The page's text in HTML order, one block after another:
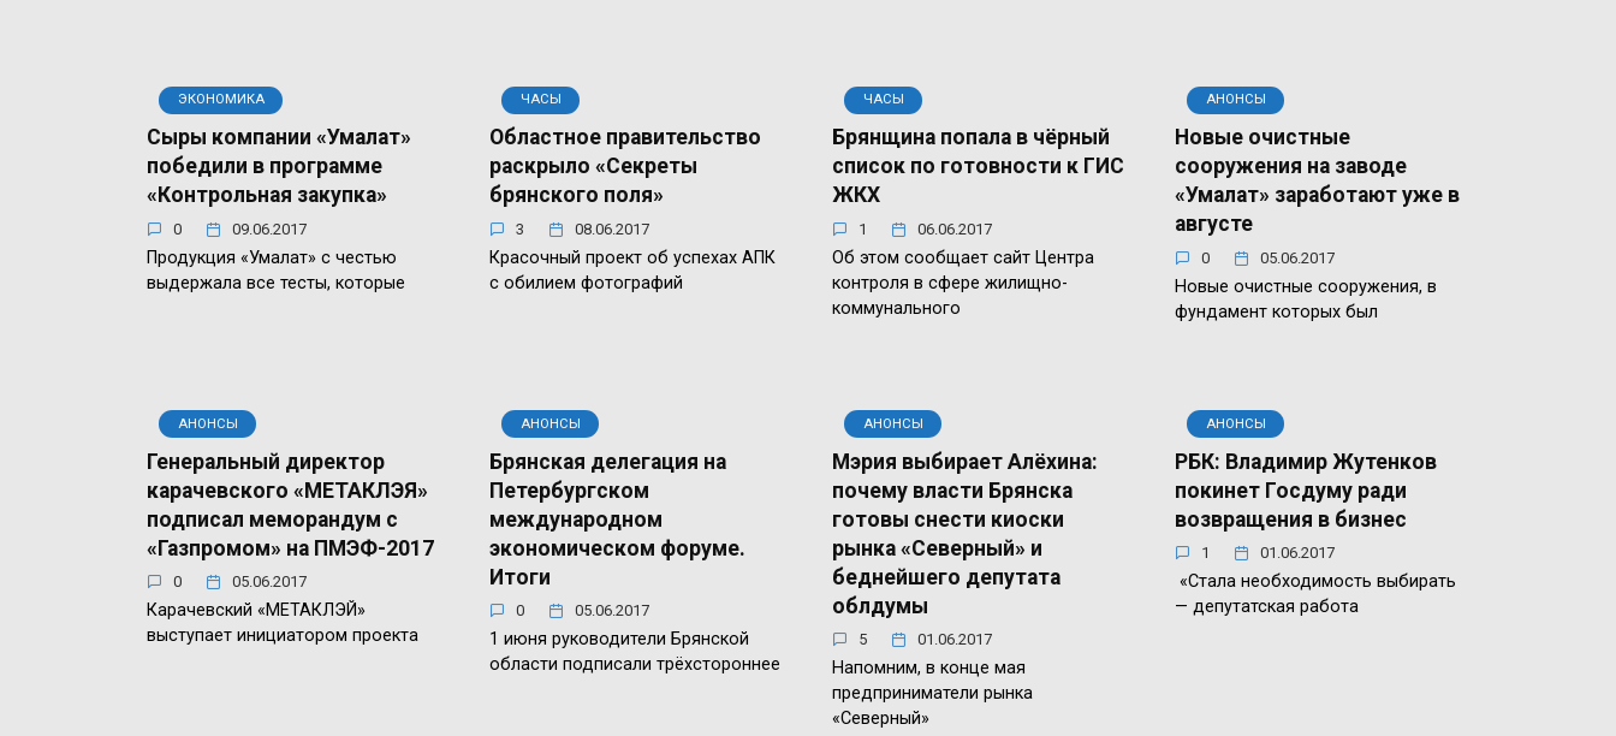
ЭКОНОМИКА
Сыры компании «Умалат»
победили в программе
«Контрольная закупка»
0 09.06.2017
Продукция «Умалат» с честью
выдержала все тесты, которые
ЧАСЫ
Областное правительство
раскрыло «Секреты
брянского поля»
3 08.06.2017
Красочный проект об успехах АПК
с обилием фотографий
ЧАСЫ
Брянщина попала в чёрный
список по готовности к ГИС
ЖКХ
1 06.06.2017
Об этом сообщает сайт Центра
контроля в сфере жилищно-
коммунального
АНОНСЫ
Новые очистные
сооружения на заводе
«Умалат» заработают уже в
августе
0 05.06.2017
Новые очистные сооружения, в
фундамент которых был
АНОНСЫ
Генеральный директор
карачевского «МЕТАКЛЭЯ»
подписал меморандум с
«Газпромом» на ПМЭФ-2017
0 05.06.2017
Карачевский «МЕТАКЛЭЙ»
выступает инициатором проекта
АНОНСЫ
Брянская делегация на
Петербургском
международном
экономическом форуме.
Итоги
0 05.06.2017
1 июня руководители Брянской
области подписали трёхстороннее
АНОНСЫ
Мэрия выбирает Алёхина:
почему власти Брянска
готовы снести киоски
рынка «Северный» и
беднейшего депутата
облдумы
5 01.06.2017
Напомним, в конце мая
предприниматели рынка
«Северный»
АНОНСЫ
РБК: Владимир Жутенков
покинет Госдуму ради
возвращения в бизнес
1 01.06.2017
«Стала необходимость выбирать
— депутатская работа